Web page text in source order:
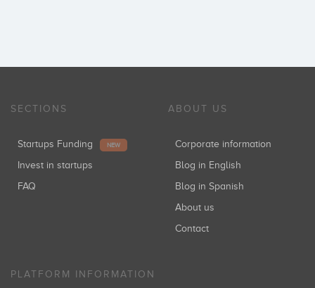
SECTIONS
Startups Funding NEW
Invest in startups
FAQ
ABOUT US
Corporate information
Blog in English
Blog in Spanish
About us
Contact
PLATFORM INFORMATION